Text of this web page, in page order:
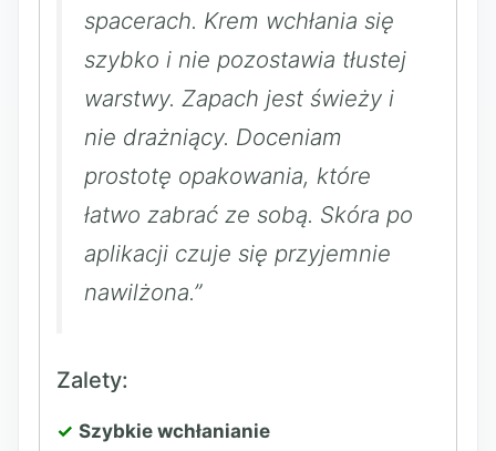
spacerach. Krem wchłania się
szybko i nie pozostawia tłustej
warstwy. Zapach jest świeży i
nie drażniący. Doceniam
prostotę opakowania, które
łatwo zabrać ze sobą. Skóra po
aplikacji czuje się przyjemnie
nawilżona.”
Zalety:
Szybkie wchłanianie